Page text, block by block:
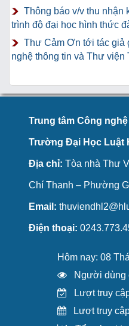
Thông báo v/v thu nhận
trình độ đại học hình thức
Thư Cảm Ơn tới tác giả
nghệ thông tin và Thư
Trung tâm Công
Trường Đại Học Luật
Địa chỉ: Tòa nhà Thư
Chí Thanh – Phường
Email:
Điện thoại:
Hôm nay: 08
Người dùng
Lượt truy
Lượt truy